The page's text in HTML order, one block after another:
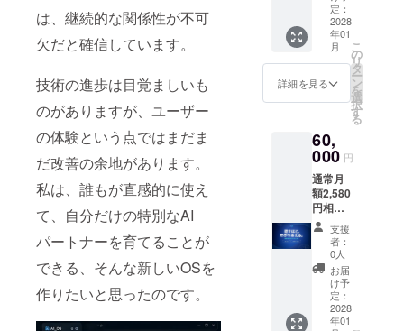
は、継続的な関係性が不可
欠だと確信しています。
技術の進歩は目覚ましいも
のがありますが、ユーザー
の体験という点ではまだま
だ改善の余地があります。
私は、誰もが直感的に使え
て、自分だけの特別なAI
パートナーを育てることが
できる、そんな新しいOSを
作りたいと思ったのです。
日から
起算し
て1年
間） ※
リリー
ス予定
です。
これよ
り早く
リリー
スされ
た場合
も、リ
リース
日から1
年間の
期間を
保証し
ます ※1
日30回
「アー
リーサ
ポー
ターラ
イセン
ス（2
年）」
をご提
す。 ※
ライセ
ンス期
間はリ
リース
日から2
年間で
す（有
効期
限：リ
リース
日から
起算し
て2年
定：
2028
年01
月
詳細を見る
こ
の
リ
タ
ー
ン
を
選
択
す
る
60,
000 円
通常月
額2,580
円相当
のとこ
ろ、ご
支援者
の方に
AI_OS
「アー
リーサ
ポー
支援
者：
0人
お届
け予
定：
2028
年01